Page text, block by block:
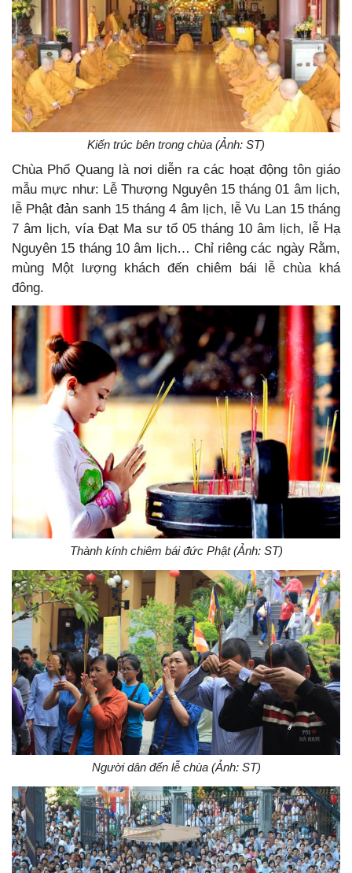
Kiến trúc bên trong chùa (Ảnh: ST)
Chùa Phổ Quang là nơi diễn ra các hoạt động tôn giáo
mẫu mực như: Lễ Thượng Nguyên 15 tháng 01 âm lịch,
lễ Phật đản sanh 15 tháng 4 âm lịch, lễ Vu Lan 15 tháng
7 âm lịch, vía Đạt Ma sư tổ 05 tháng 10 âm lịch, lễ Hạ
Nguyên 15 tháng 10 âm lịch… Chỉ riêng các ngày Rằm,
mùng Một lượng khách đến chiêm bái lễ chùa khá
đông.
Thành kính chiêm bái đức Phật (Ảnh: ST)
Người dân đến lễ chùa (Ảnh: ST)